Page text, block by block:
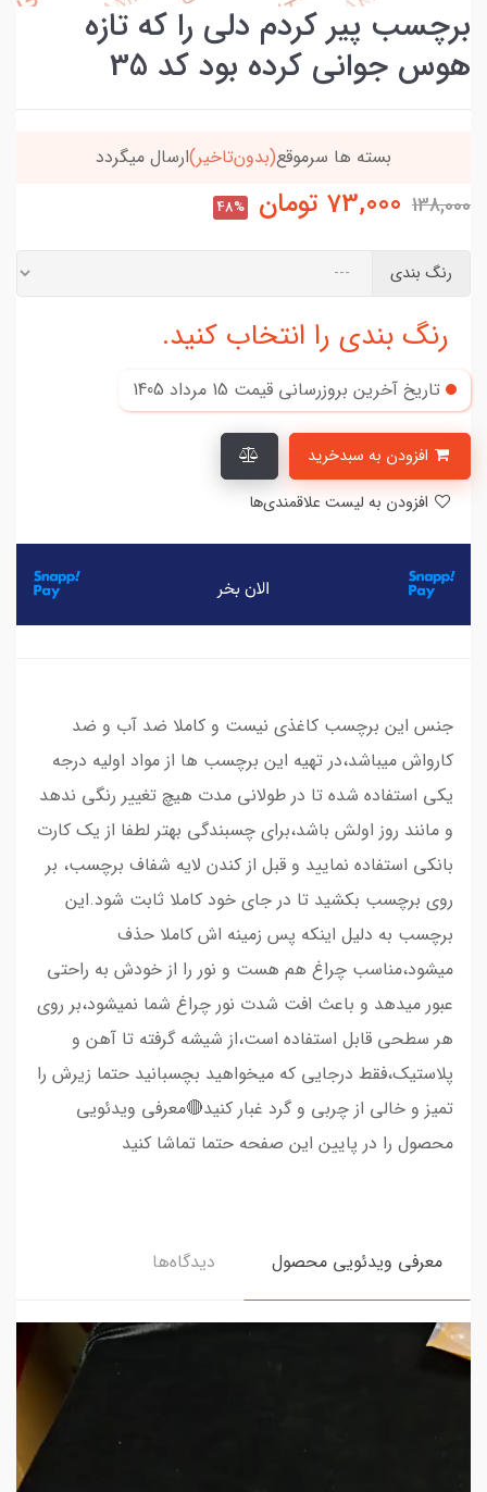
برچسب پیر کردم دلی را که تازه
هوس جوانی کرده بود کد 35
خریدتو به5میلیون برسون،ارسالت‌رایگانه
138,000
73,000 تومان 48%
رنگ بندی
رنگ بندی را انتخاب کنید.
تاریخ آخرین بروزرسانی قیمت 15 مرداد 1405
جنس این برچسب کاغذی نیست و کاملا ضد آب و ضد
کارواش میباشد،در تهیه این برچسب ها از مواد اولیه درجه
یکی استفاده شده تا در طولانی مدت هیچ تغییر رنگی ندهد
و مانند روز اولش باشد،برای چسبندگی بهتر لطفا از یک کارت
بانکی استفاده نمایید و قبل از کندن لایه شفاف برچسب، بر
روی برچسب بکشید تا در جای خود کاملا ثابت شود.این
برچسب به دلیل اینکه پس زمینه اش کاملا حذف
میشود،مناسب چراغ هم هست و نور را از خودش به راحتی
عبور میدهد و باعث افت شدت نور چراغ شما نمیشود،بر روی
هر سطحی قابل استفاده است،از شیشه گرفته تا آهن و
پلاستیک،فقط درجایی که میخواهید بچسبانید حتما زیرش را
تمیز و خالی از چربی و گرد غبار کنید🔴معرفی ویدئویی
محصول را در پایین این صفحه حتما تماشا کنید
معرفی ویدئویی محصول دیدگاه‌ها